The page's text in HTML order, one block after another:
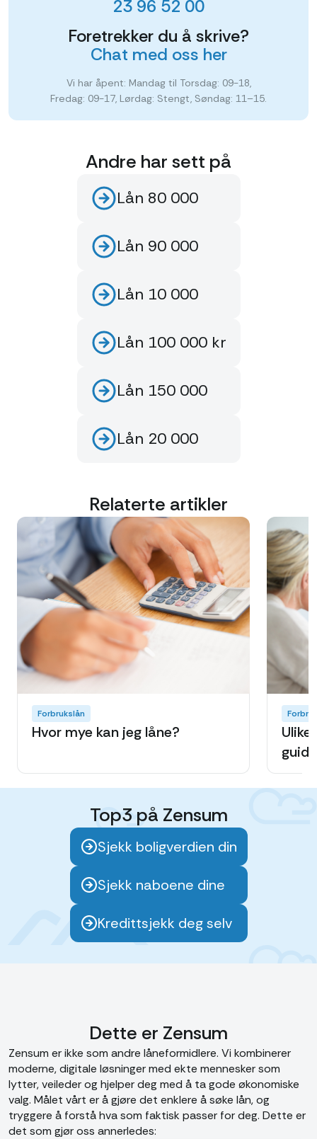
23 96 52 00
Foretrekker du å skrive?
Chat med oss her
Vi har åpent: Mandag til Torsdag: 09-18,
Fredag: 09-17, Lørdag: Stengt, Søndag: 11–15.
Andre har sett på
Lån 80 000
Lån 90 000
Lån 10 000
Lån 100 000 kr
Lån 150 000
Lån 20 000
Relaterte artikler
Forbrukslån
Hvor mye kan jeg låne?
Top3 på Zensum
Sjekk boligverdien din
Sjekk naboene dine
Kredittsjekk deg selv
Dette er Zensum
Zensum er ikke som andre låneformidlere. Vi kombinerer
moderne, digitale løsninger med ekte mennesker som
lytter, veileder og hjelper deg med å ta gode økonomiske
valg. Målet vårt er å gjøre det enklere å søke lån, og
tryggere å forstå hva som faktisk passer for deg. Dette er
det som gjør oss annerledes: